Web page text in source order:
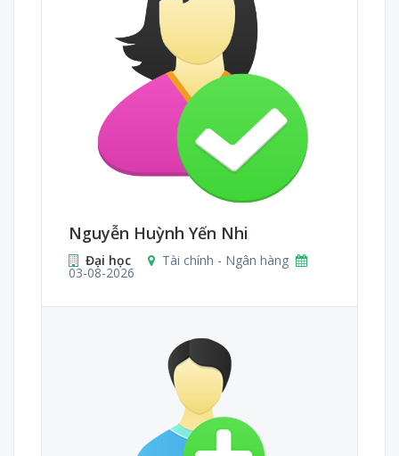
Nguyễn Huỳnh Yến Nhi
Đại học Tài chính - Ngân hàng
03-08-2026